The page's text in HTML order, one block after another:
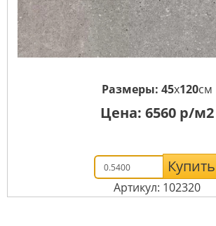
Размеры: 45x120см
Цена: 6560 р/м2
Купить
Артикул: 102320